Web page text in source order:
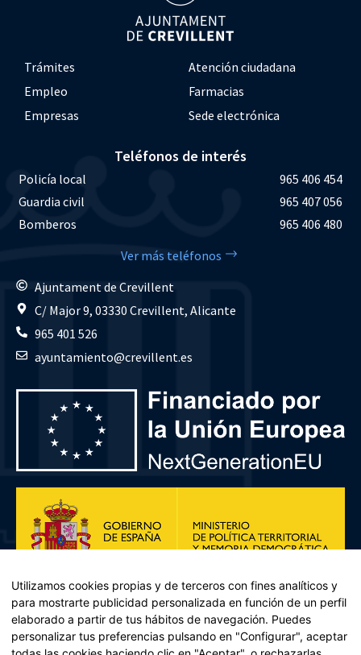
Trámites
Atención ciudadana
Empleo
Farmacias
Empresas
Sede electrónica
Teléfonos de interés
Policía local
965 406 454
Guardia civil
965 407 056
Bomberos
965 406 480
Ver más teléfonos
Ajuntament de Crevillent
C/ Major 9, 03330 Crevillent, Alicante
965 401 526
ayuntamiento@crevillent.es
Utilizamos cookies propias y de terceros con fines analíticos y
para mostrarte publicidad personalizada en función de un perfil
elaborado a partir de tus hábitos de navegación. Puedes
personalizar tus preferencias pulsando en "Configurar", aceptar